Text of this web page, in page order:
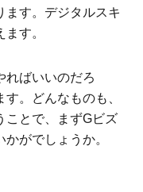
ます。デジタルスキ
す。
ればいいのだろ
。どんなものも、
ことで、まずGビズ
がでしょうか。